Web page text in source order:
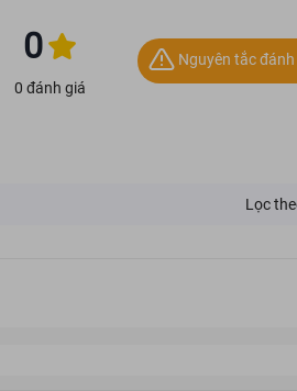
0
0 đánh giá
Nguyên tắc đánh
Lọc